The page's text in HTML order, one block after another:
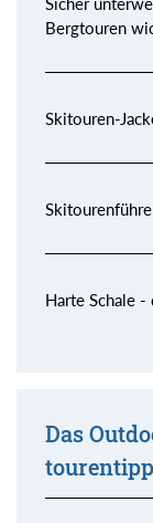
Bergtouren
Skitouren-
Harte Schale -
Das